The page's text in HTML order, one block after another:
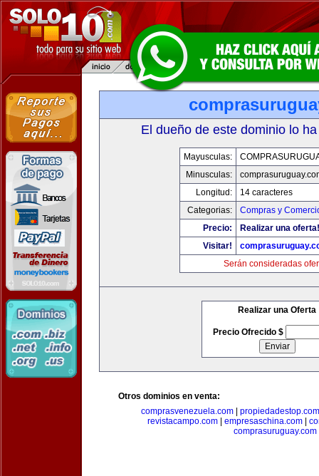
El dueño de este dominio lo
Mayusculas:
Minusculas:
Longitud:
14 caracteres
Categorias:
Compras y
Precio:
Realizar una oferta!
Visitar!
Serán consideradas
Realizar una Oferta
Precio Ofrecido $
Otros dominios en venta:
comprasvenezuela.com
propiedadestop.com
revistacampo.com
empresaschina.com
comprasuruguay.com